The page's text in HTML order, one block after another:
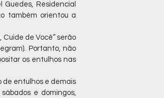
Residencial
também orientou a
de Você” serão
Portanto, não
os entulhos nas
de entulhos e demais
e domingos,